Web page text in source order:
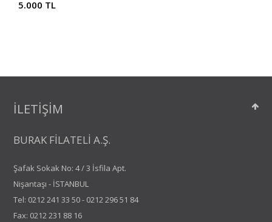
5.000 TL
İLETİŞİM
BURAK FİLATELİ A.Ş.
Şafak Sokak No: 4 / 3 İsfila Apt.
Nişantaşı - İSTANBUL
Tel: 0212 241 33 50- 0212 296 51 84
Fax: 0212 231 88 16